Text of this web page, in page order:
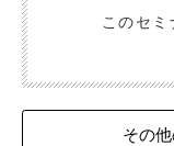
このセミ
その